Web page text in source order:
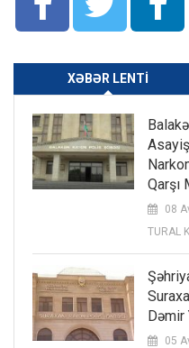
XƏBƏR LENTI
Qarşı
08
TURAL
Dəmir
05